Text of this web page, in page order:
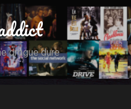
drogue dure